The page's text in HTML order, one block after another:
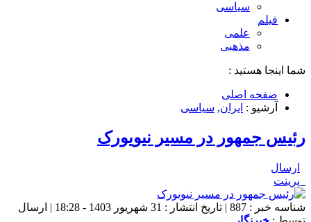
سیاسی
فیلم
علمی
مذهبی
شما اینجا هستید :
صفحه اصلی
آرشیو : ایران, سیاسی
رئیس جمهور در مسیر نیویورک
ارسال
پرینت
شناسه خبر : 887 | تاریخ انتشار : 31 شهریور 1403 - 18:28 | ارسال